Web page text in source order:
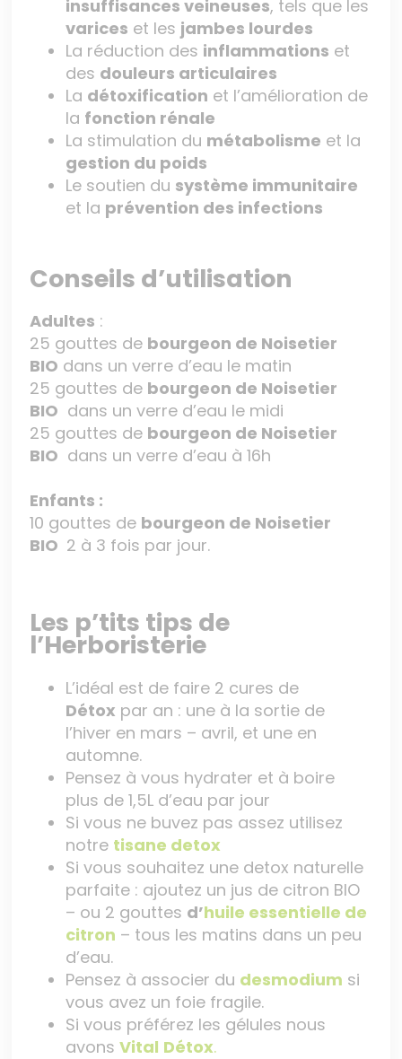
insuffisances veineuses, tels que les
varices et les jambes lourdes
La réduction des inflammations et
des douleurs articulaires
La détoxification et l’amélioration de
la fonction rénale
La stimulation du métabolisme et la
gestion du poids
Le soutien du système immunitaire
et la prévention des infections
Conseils d’utilisation
Adultes :
25 gouttes de bourgeon de Noisetier
BIO dans un verre d’eau le matin
25 gouttes de bourgeon de Noisetier
BIO dans un verre d’eau le midi
25 gouttes de bourgeon de Noisetier
BIO dans un verre d’eau à 16h
Enfants :
10 gouttes de bourgeon de Noisetier
BIO 2 à 3 fois par jour.
Les p’tits tips de
l’Herboristerie
L’idéal est de faire 2 cures de
Détox par an : une à la sortie de
l’hiver en mars – avril, et une en
automne.
Pensez à vous hydrater et à boire
plus de 1,5L d’eau par jour
Si vous ne buvez pas assez utilisez
notre tisane detox
Si vous souhaitez une detox naturelle
parfaite : ajoutez un jus de citron BIO
– ou 2 gouttes d’huile essentielle de
citron – tous les matins dans un peu
d’eau.
Pensez à associer du desmodium si
vous avez un foie fragile.
Si vous préférez les gélules nous
avonsVital Détox.